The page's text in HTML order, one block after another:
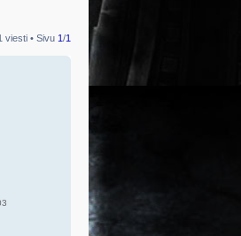
viesti • Sivu 1/1